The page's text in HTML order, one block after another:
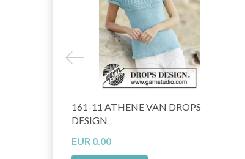
161-11 ATHENE VAN DROPS
DESIGN
EUR 0.00